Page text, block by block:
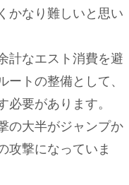
かなり難しいと思い
計なエスト消費を避
トの整備として、
要があります。
の大半がジャンプか
攻撃になっていま